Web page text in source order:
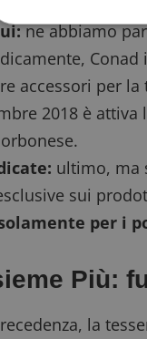
ne abbiamo
accessori per
2018 è
.
ultimo, ma
sui
per i
Più:
la
I cookie
dell'account. Il sito
Nome
_GRECAPTCHA